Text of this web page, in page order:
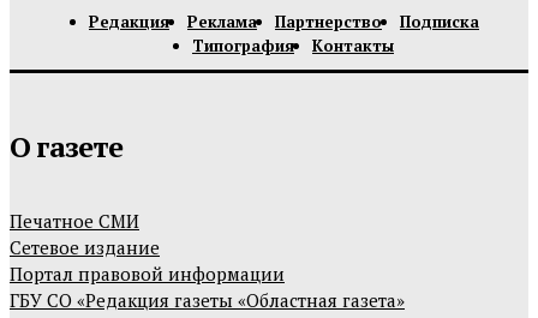
Редакция Реклама Партнерство
Подписка
Типография
Контакты
О газете
Печатное СМИ
Сетевое издание
Портал правовой информации
ГБУ СО «Редакция газеты «Областная газета»